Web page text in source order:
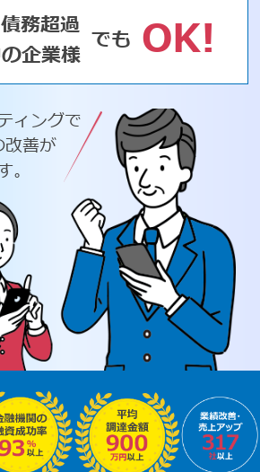
債務超過
企業様 でも OK!
ィングで
改善が
。